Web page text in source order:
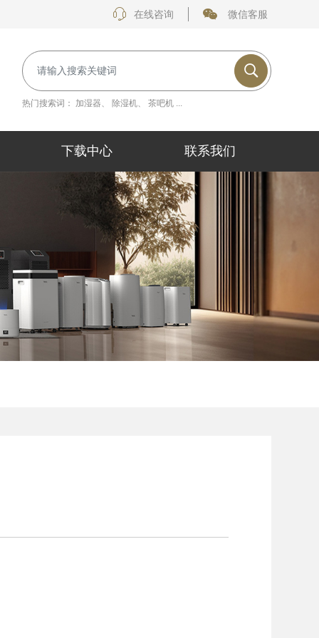
在线咨询 微信客服
热门搜索词： 加湿器 除湿机 茶吧机
下载中心 联系我们